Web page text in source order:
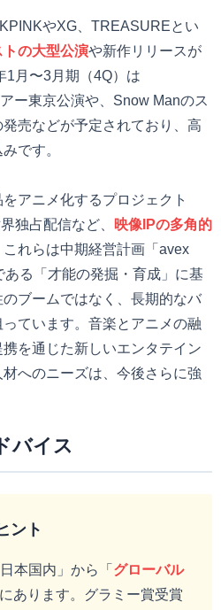
やXG、TREASUREとい
の大型公演や新作リリースが
1月〜3月期（4Q）は
ー東京公演や、Snow Manのス
売などが予定されており、高
です。
アニメ化するプロジェクト
独占配信など、
映像IPの多角的
これらは中期経営計画「avex
る「才能の発掘・育成」に基
ブームではなく、長期的なバ
ています。音楽とアニメの融
を通じた新しいエンタテイン
へのニーズは、今後さらに強
バイス
ント
本国内」から「 グローバル
あります。グラミー賞受賞